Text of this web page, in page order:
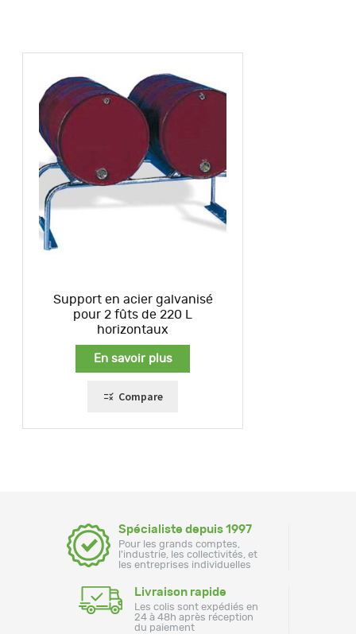
Support en acier galvanisé
pour 2 fûts de 220 L
horizontaux
En savoir plus
Compare
Spécialiste depuis 1997
Pour les grands comptes,
l'industrie, les collectivités, et
les entreprises individuelles
Livraison rapide
Les colis sont expédiés en
24 à 48h après réception
du paiement